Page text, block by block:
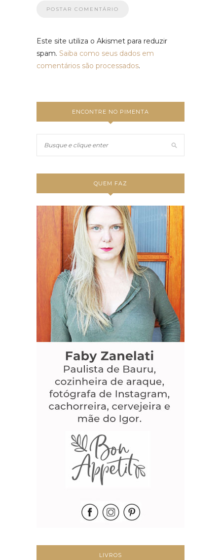
Este site utiliza o Akismet para reduzir
spam. Saiba como seus dados em
comentários são processados.
ENCONTRE NO PIMENTA
QUEM FAZ
LIVROS